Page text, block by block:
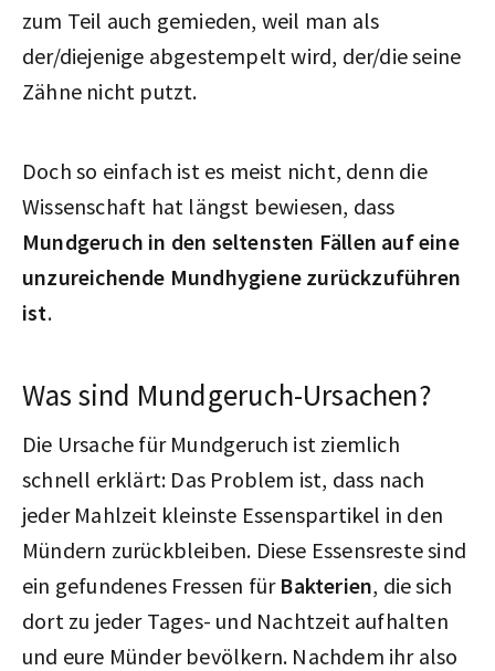
zum Teil auch gemieden, weil man als
der/diejenige abgestempelt wird, der/die seine
Zähne nicht putzt.
Doch so einfach ist es meist nicht, denn die
Wissenschaft hat längst bewiesen, dass
Mundgeruch in den seltensten Fällen auf eine
unzureichende Mundhygiene zurückzuführen
ist.
Was sind Mundgeruch-Ursachen?
Die Ursache für Mundgeruch ist ziemlich
schnell erklärt: Das Problem ist, dass nach
jeder Mahlzeit kleinste Essenspartikel in den
Mündern zurückbleiben. Diese Essensreste sind
ein gefundenes Fressen für Bakterien, die sich
dort zu jeder Tages- und Nachtzeit aufhalten
und eure Münder bevölkern. Nachdem ihr also